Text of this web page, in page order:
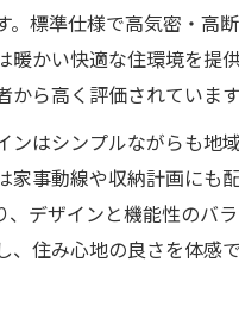
。標準仕様で高気密・高
暖かい快適な住環境を提
ら高く評価されています
ンはシンプルながらも地
家事動線や収納計画にも
、デザインと機能性のバ
、住み心地の良さを体感